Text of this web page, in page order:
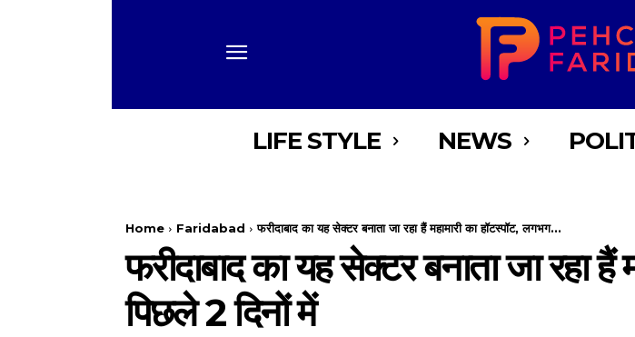
LIFE STYLE NEWS
Home Faridabad फरीदाबाद का यह सेक्टर बनाता जा रहा हैं महामारी का हॉटस्पॉट, लगभग...
फरीदाबाद का यह सेक्टर बनाता जा रहा
पिछले 2 दिनों में